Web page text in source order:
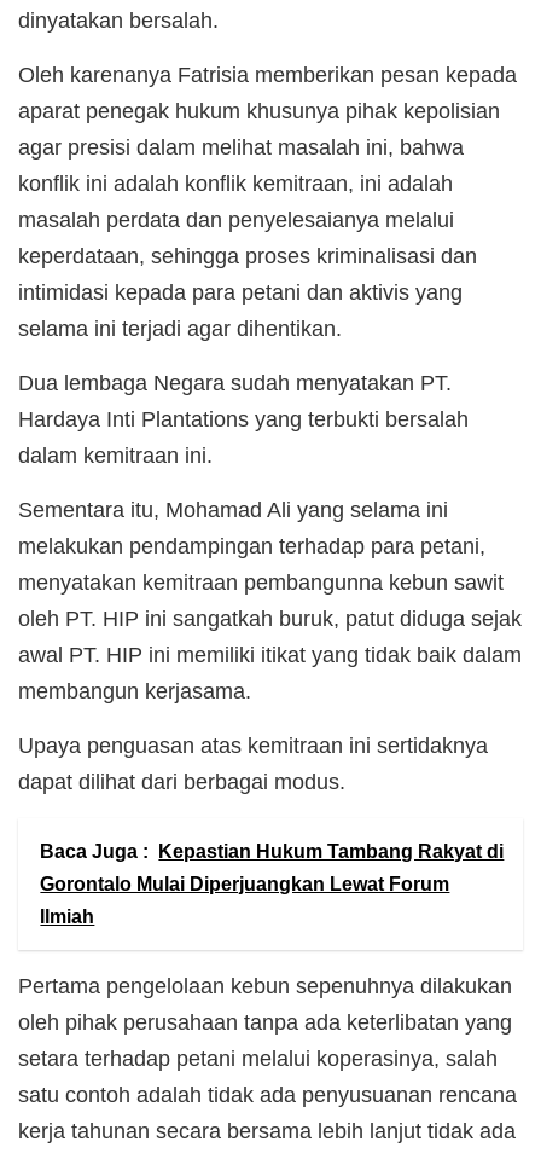
dinyatakan bersalah.
Oleh karenanya Fatrisia memberikan pesan kepada
aparat penegak hukum khusunya pihak kepolisian
agar presisi dalam melihat masalah ini, bahwa
konflik ini adalah konflik kemitraan, ini adalah
masalah perdata dan penyelesaianya melalui
keperdataan, sehingga proses kriminalisasi dan
intimidasi kepada para petani dan aktivis yang
selama ini terjadi agar dihentikan.
Dua lembaga Negara sudah menyatakan PT.
Hardaya Inti Plantations yang terbukti bersalah
dalam kemitraan ini.
Sementara itu, Mohamad Ali yang selama ini
melakukan pendampingan terhadap para petani,
menyatakan kemitraan pembangunna kebun sawit
oleh PT. HIP ini sangatkah buruk, patut diduga sejak
awal PT. HIP ini memiliki itikat yang tidak baik dalam
membangun kerjasama.
Upaya penguasan atas kemitraan ini sertidaknya
dapat dilihat dari berbagai modus.
Baca Juga :
Kepastian Hukum Tambang Rakyat di
Gorontalo Mulai Diperjuangkan Lewat Forum
Ilmiah
Pertama pengelolaan kebun sepenuhnya dilakukan
oleh pihak perusahaan tanpa ada keterlibatan yang
setara terhadap petani melalui koperasinya, salah
satu contoh adalah tidak ada penyusuanan rencana
kerja tahunan secara bersama lebih lanjut tidak ada